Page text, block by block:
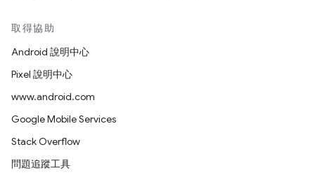
取得協助
Android 說明中心
Pixel 說明中心
www.android.com
Google Mobile Services
Stack Overflow
問題追蹤工具